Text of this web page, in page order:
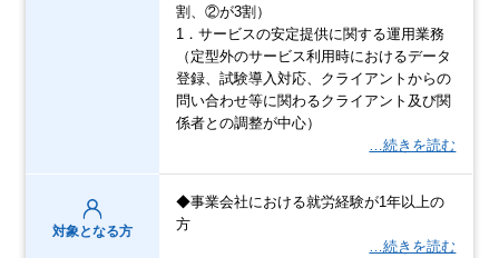
割、②が3割）
1．サービスの安定提供に関する運用業務
（定型外のサービス利用時におけるデータ
登録、試験導入対応、クライアントからの
問い合わせ等に関わるクライアント及び関
係者との調整が中心）
…続きを読む
対象となる方
◆事業会社における就労経験が1年以上の
方
…続きを読む